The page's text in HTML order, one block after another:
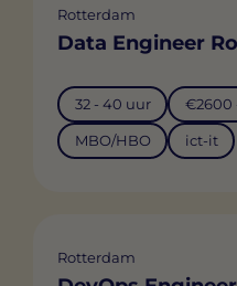
Rotterdam
Data Engineer
32 - 40 uur €2600
MBO/HBO ict-it
Rotterdam